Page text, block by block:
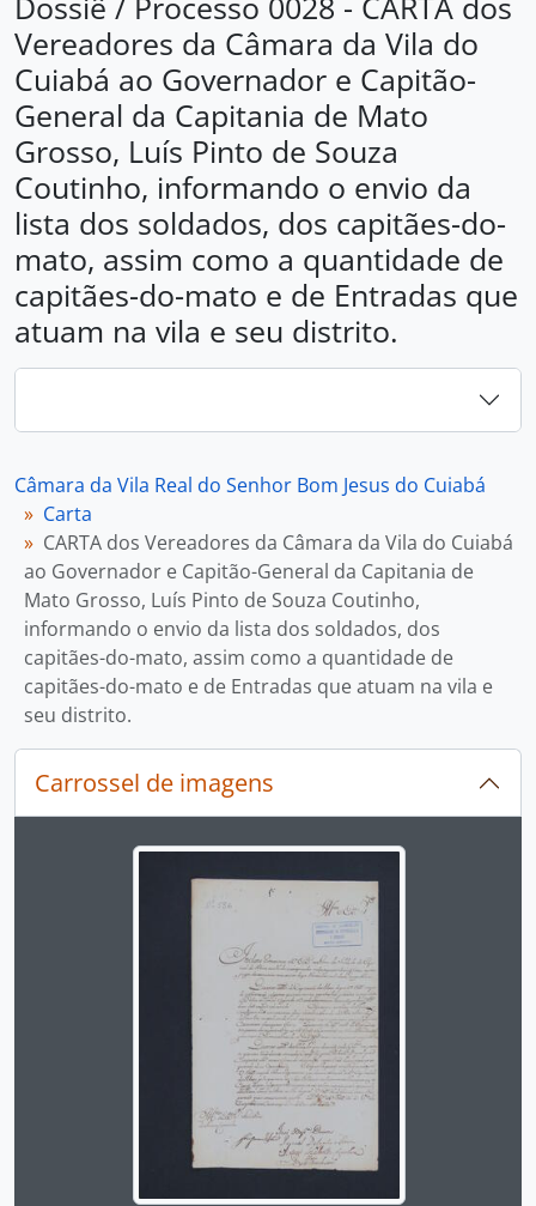
Vereadores da Câmara da Vila do
Cuiabá ao Governador e Capitão-
General da Capitania de Mato
Grosso, Luís Pinto de Souza
Coutinho, informando o envio da
lista dos soldados, dos capitães-do-
mato, assim como a quantidade de
capitães-do-mato e de Entradas que
atuam na vila e seu distrito.
Câmara da Vila Real do Senhor Bom Jesus do Cuiabá
Carta
CARTA dos Vereadores da Câmara da Vila do Cuiabá
ao Governador e Capitão-General da Capitania de
Mato Grosso, Luís Pinto de Souza Coutinho,
informando o envio da lista dos soldados, dos
capitães-do-mato, assim como a quantidade de
capitães-do-mato e de Entradas que atuam na vila e
seu distrito.
Carrossel de imagens
Ao alterar o slide atual deste carrossel, o título